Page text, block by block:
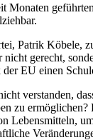
Patrik
gerecht,
EU einen
verstanden,
zu
Lebensmitteln,